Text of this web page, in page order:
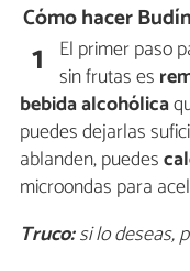
Cómo hacer
1 El primer paso
sin frutas es
bebida alcohólica
puedes dejarlas
ablanden, puedes
microondas para
Truco:si lo deseas,